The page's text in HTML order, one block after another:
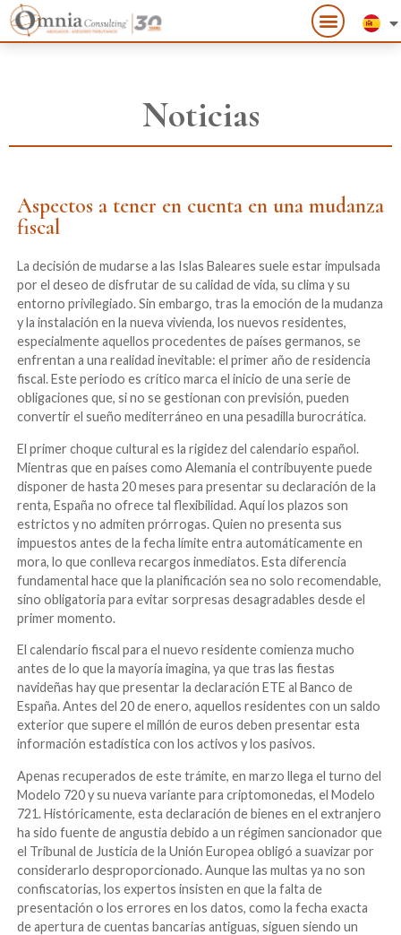
Noticias
Aspectos a tener en cuenta en una mudanza
fiscal
La decisión de mudarse a las Islas Baleares suele estar impulsada
por el deseo de disfrutar de su calidad de vida, su clima y su
entorno privilegiado. Sin embargo, tras la emoción de la mudanza
y la instalación en la nueva vivienda, los nuevos residentes,
especialmente aquellos procedentes de países germanos, se
enfrentan a una realidad inevitable: el primer año de residencia
fiscal. Este periodo es crítico marca el inicio de una serie de
obligaciones que, si no se gestionan con previsión, pueden
convertir el sueño mediterráneo en una pesadilla burocrática.
El primer choque cultural es la rigidez del calendario español.
Mientras que en países como Alemania el contribuyente puede
disponer de hasta 20 meses para presentar su declaración de la
renta, España no ofrece tal flexibilidad. Aquí los plazos son
estrictos y no admiten prórrogas. Quien no presenta sus
impuestos antes de la fecha límite entra automáticamente en
mora, lo que conlleva recargos inmediatos. Esta diferencia
fundamental hace que la planificación sea no solo recomendable,
sino obligatoria para evitar sorpresas desagradables desde el
primer momento.
El calendario fiscal para el nuevo residente comienza mucho
antes de lo que la mayoría imagina, ya que tras las fiestas
navideñas hay que presentar la declaración ETE al Banco de
España. Antes del 20 de enero, aquellos residentes con un saldo
exterior que supere el millón de euros deben presentar esta
información estadística con los activos y los pasivos.
Apenas recuperados de este trámite, en marzo llega el turno del
Modelo 720 y su nueva variante para criptomonedas, el Modelo
721. Históricamente, esta declaración de bienes en el extranjero
ha sido fuente de angustia debido a un régimen sancionador que
el Tribunal de Justicia de la Unión Europea obligó a suavizar por
considerarlo desproporcionado. Aunque las multas ya no son
confiscatorias, los expertos insisten en que la falta de
presentación o los errores en los datos, como la fecha exacta
de apertura de cuentas bancarias antiguas, siguen siendo un